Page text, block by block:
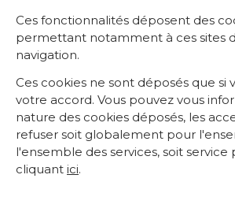
Ces fonctionnalités déposent des
permettant notamment à ces sites
navigation.
Ces cookies ne sont déposés que si
votre accord. Vous pouvez vous
nature des cookies déposés, les
refuser soit globalement pour
l'ensemble des services, soit service
cliquant ici.